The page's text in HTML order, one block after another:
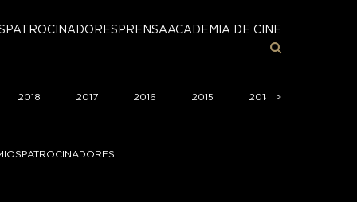
PATROCINADORES PRENSAACADEMIA DE CINE
2018 2017 2016 2015 2014 >
>
PATROCINADORES